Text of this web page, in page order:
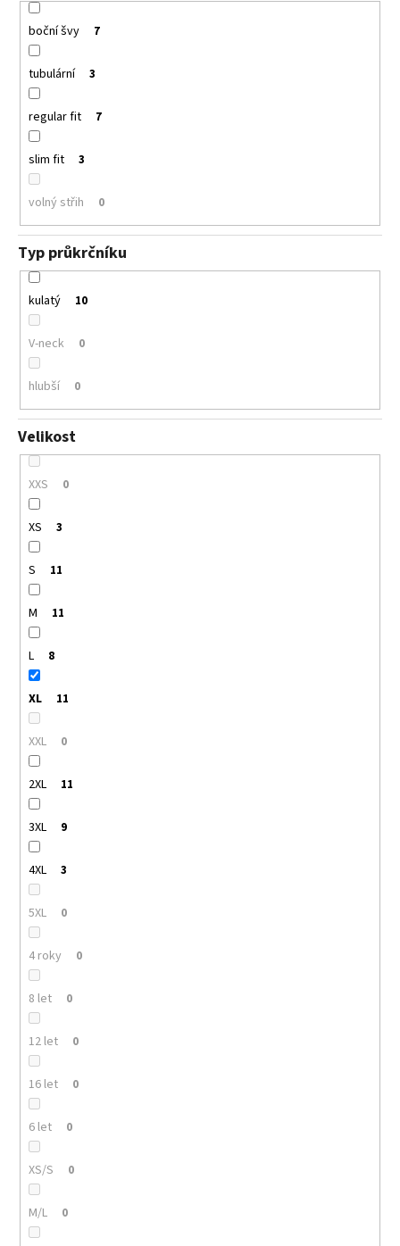
boční švy 7
tubulární 3
regular fit 7
slim fit 3
volný střih 0
Typ průkrčníku
kulatý 10
V-neck 0
hlubší 0
Velikost
XXS 0
XS 3
S 11
M 11
L 8
XL 11
XXL 0
2XL 11
3XL 9
4XL 3
5XL 0
4 roky 0
8 let 0
12 let 0
16 let 0
6 let 0
XS/S 0
M/L 0